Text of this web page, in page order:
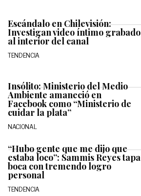
Escándalo en Chilevisión:
Investigan video íntimo grabado
al interior del canal
TENDENCIA
Insólito: Ministerio del Medio
Ambiente amaneció en
Facebook como “Ministerio de
cuidar la plata”
NACIONAL
“Hubo gente que me dijo que
estaba loco”: Sammis Reyes tapa
boca con tremendo logro
personal
TENDENCIA